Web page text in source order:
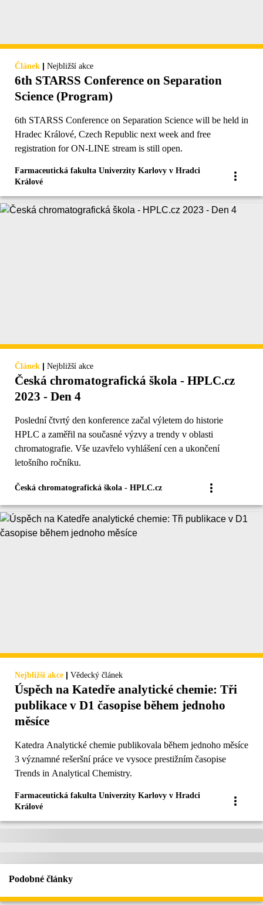
Článek | Nejbližší akce
6th STARSS Conference on Separation
Science (Program)
6th STARSS Conference on Separation Science will be held in
Hradec Králové, Czech Republic next week and free
registration for ON-LINE stream is still open.
Farmaceutická fakulta Univerzity Karlovy v Hradci
Králové
Článek | Nejbližší akce
Česká chromatografická škola - HPLC.cz
2023 - Den 4
Poslední čtvrtý den konference začal výletem do historie
HPLC a zaměřil na současné výzvy a trendy v oblasti
chromatografie. Vše uzavřelo vyhlášení cen a ukončení
letošního ročníku.
Česká chromatografická škola - HPLC.cz
Nejbližší akce | Vědecký článek
Úspěch na Katedře analytické chemie: Tři
publikace v D1 časopise během jednoho
měsíce
Katedra Analytické chemie publikovala během jednoho měsíce
3 významné rešeršní práce ve vysoce prestižním časopise
Trends in Analytical Chemistry.
Farmaceutická fakulta Univerzity Karlovy v Hradci
Králové
Podobné články